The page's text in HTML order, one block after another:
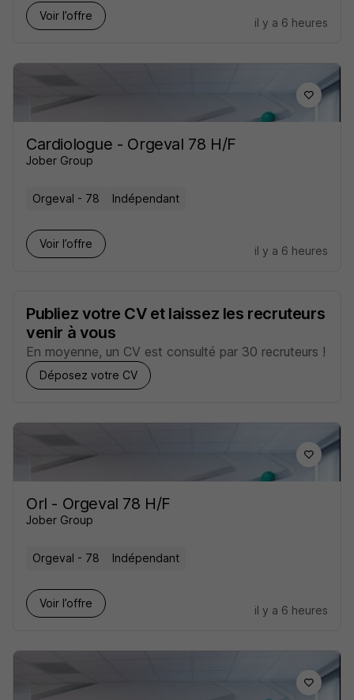
Voir l’offre
il y a 6 heures
Cardiologue - Orgeval 78 H/F
Jober Group
Orgeval - 78 Indépendant
Voir l’offre
il y a 6 heures
Publiez votre CV et laissez les recruteurs
venir à vous
En moyenne, un CV est consulté par 30 recruteurs !
Déposez votre CV
Orl - Orgeval 78 H/F
Jober Group
Orgeval - 78 Indépendant
Voir l’offre
il y a 6 heures